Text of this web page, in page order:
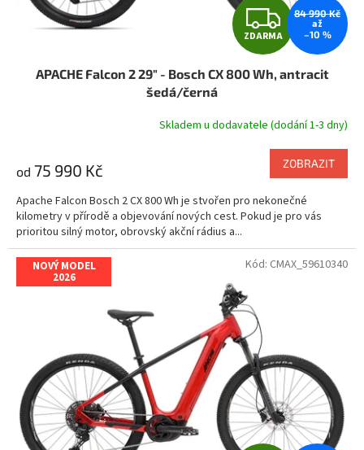
Z
D
A
R
M
A
ZDARMA
84 990 Kč
až
–10 %
APACHE Falcon 2 29" - Bosch CX 800 Wh, antracit
šedá/černá
Skladem u dodavatele (dodání 1-3 dny)
od 75 990 Kč ZOBRAZIT
Apache Falcon Bosch 2 CX 800 Wh je stvořen pro nekonečné
kilometry v přírodě a objevování nových cest. Pokud je pro vás
prioritou silný motor, obrovský akční rádius a...
NOVÝ MODEL
2026
Kód: CMAX_59610340